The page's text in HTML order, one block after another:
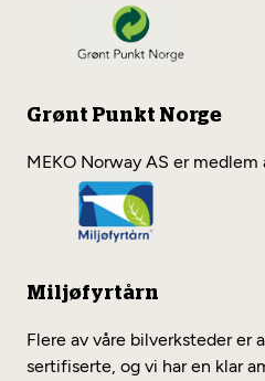
Grønt Punkt Norge
MEKO Norway AS er
Miljøfyrtårn
Flere av våre bilverksteder er
sertifiserte, og vi har en klar